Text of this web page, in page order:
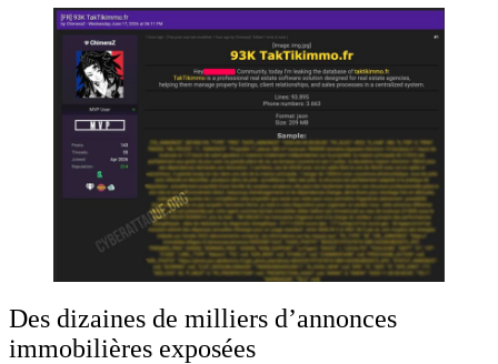
Des dizaines de milliers d’annonces
immobilières exposées